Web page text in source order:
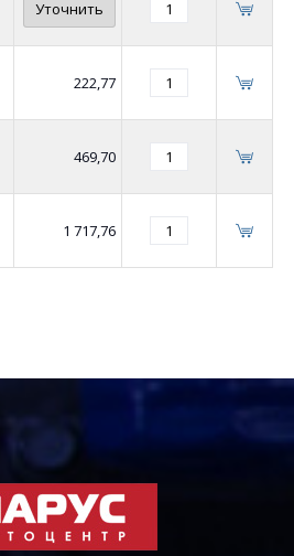
Уточнить
222,77
469,70
1 717,76